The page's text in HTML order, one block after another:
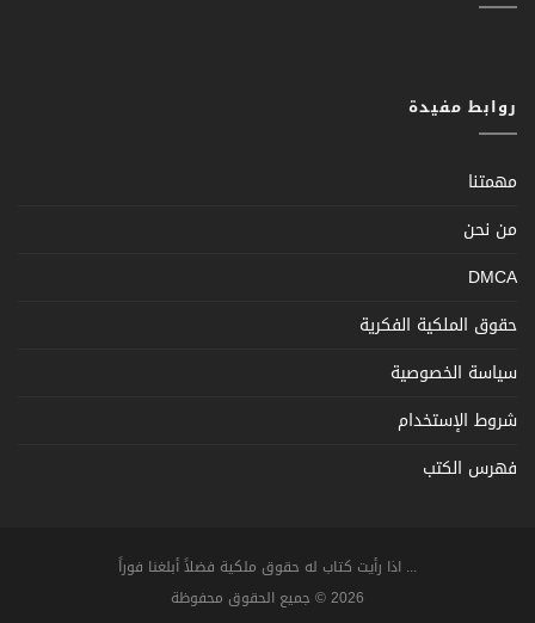
روابط مفيدة
مهمتنا
من نحن
DMCA
حقوق الملكية الفكرية
سياسة الخصوصية
شروط الإستخدام
فهرس الكتب
... اذا رأيت كتاب له حقوق ملكية فضلاً أبلغنا فوراً
2026 © جميع الحقوق محفوظة